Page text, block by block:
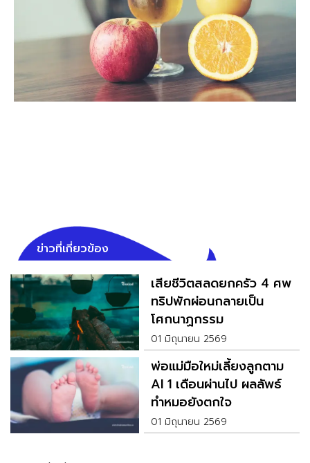
ข่าวที่เกี่ยวข้อง
เสียชีวิตสลดยกครัว 4 ศพ
ทริปพักผ่อนกลายเป็น
โศกนาฏกรรม
01 มิถุนายน 2569
พ่อแม่มือใหม่เลี้ยงลูกตาม
AI 1 เดือนผ่านไป ผลลัพธ์
ทำหมอยังตกใจ
01 มิถุนายน 2569